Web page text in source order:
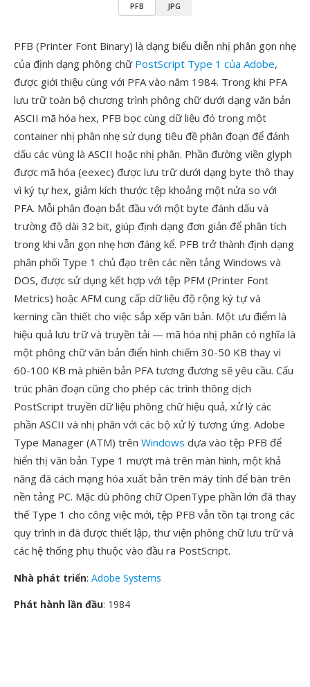
PFB JPG
PFB (Printer Font Binary) là dạng biểu diễn nhị phân gọn nhẹ
của định dạng phông chữ PostScript Type 1 của Adobe,
được giới thiệu cùng với PFA vào năm 1984. Trong khi PFA
lưu trữ toàn bộ chương trình phông chữ dưới dạng văn bản
ASCII mã hóa hex, PFB bọc cùng dữ liệu đó trong một
container nhị phân nhẹ sử dụng tiêu đề phân đoạn để đánh
dấu các vùng là ASCII hoặc nhị phân. Phần đường viền glyph
được mã hóa (eexec) được lưu trữ dưới dạng byte thô thay
vì ký tự hex, giảm kích thước tệp khoảng một nửa so với
PFA. Mỗi phân đoạn bắt đầu với một byte đánh dấu và
trường độ dài 32 bit, giúp định dạng đơn giản để phân tích
trong khi vẫn gọn nhẹ hơn đáng kể. PFB trở thành định dạng
phân phối Type 1 chủ đạo trên các nền tảng Windows và
DOS, được sử dụng kết hợp với tệp PFM (Printer Font
Metrics) hoặc AFM cung cấp dữ liệu độ rộng ký tự và
kerning cần thiết cho việc sắp xếp văn bản. Một ưu điểm là
hiệu quả lưu trữ và truyền tải — mã hóa nhị phân có nghĩa là
một phông chữ văn bản điển hình chiếm 30-50 KB thay vì
60-100 KB mà phiên bản PFA tương đương sẽ yêu cầu. Cấu
trúc phân đoạn cũng cho phép các trình thông dịch
PostScript truyền dữ liệu phông chữ hiệu quả, xử lý các
phần ASCII và nhị phân với các bộ xử lý tương ứng. Adobe
Type Manager (ATM) trên Windows dựa vào tệp PFB để
hiển thị văn bản Type 1 mượt mà trên màn hình, một khả
năng đã cách mạng hóa xuất bản trên máy tính để bàn trên
nền tảng PC. Mặc dù phông chữ OpenType phần lớn đã thay
thế Type 1 cho công việc mới, tệp PFB vẫn tồn tại trong các
quy trình in đã được thiết lập, thư viện phông chữ lưu trữ và
các hệ thống phụ thuộc vào đầu ra PostScript.
Nhà phát triển: Adobe Systems
Phát hành lần đầu: 1984